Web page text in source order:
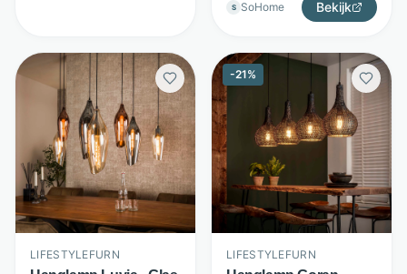
S SoHome Bekijk
LIFESTYLEFURN
-21%
LIFESTYLEFURN